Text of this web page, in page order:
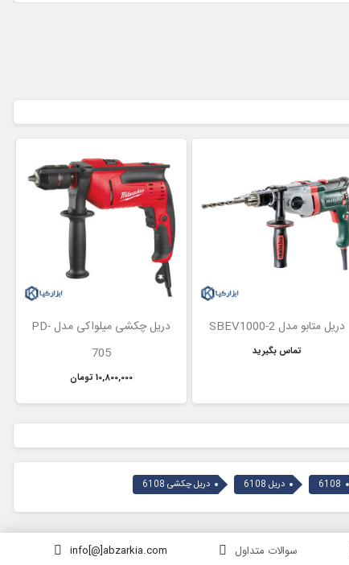
دریل متابو مدل SBEV1000-2
تماس بگیرید
دریل چکشی میلواکی مدل PD-
705
10,800,000 تومان
6108 دریل 6108 دریل چکشی 6108
info[@]abzarkia.com سوالات متداول